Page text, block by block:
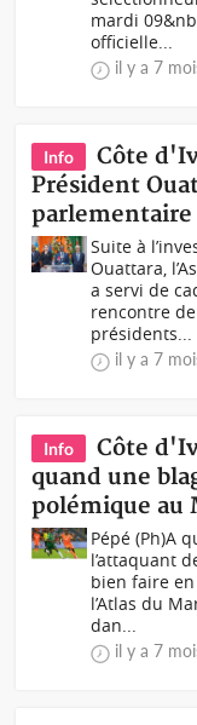
mardi
officielle...
il y a 7
Info
Côte
Président
Suite à
Ouattara,
a servi de
rencontre
présidents...
il y a 7
Info
Côte
quand une
polémique au
Pépé (Ph)A
l’attaquant
bien faire
l’Atlas du
dan...
il y a 7